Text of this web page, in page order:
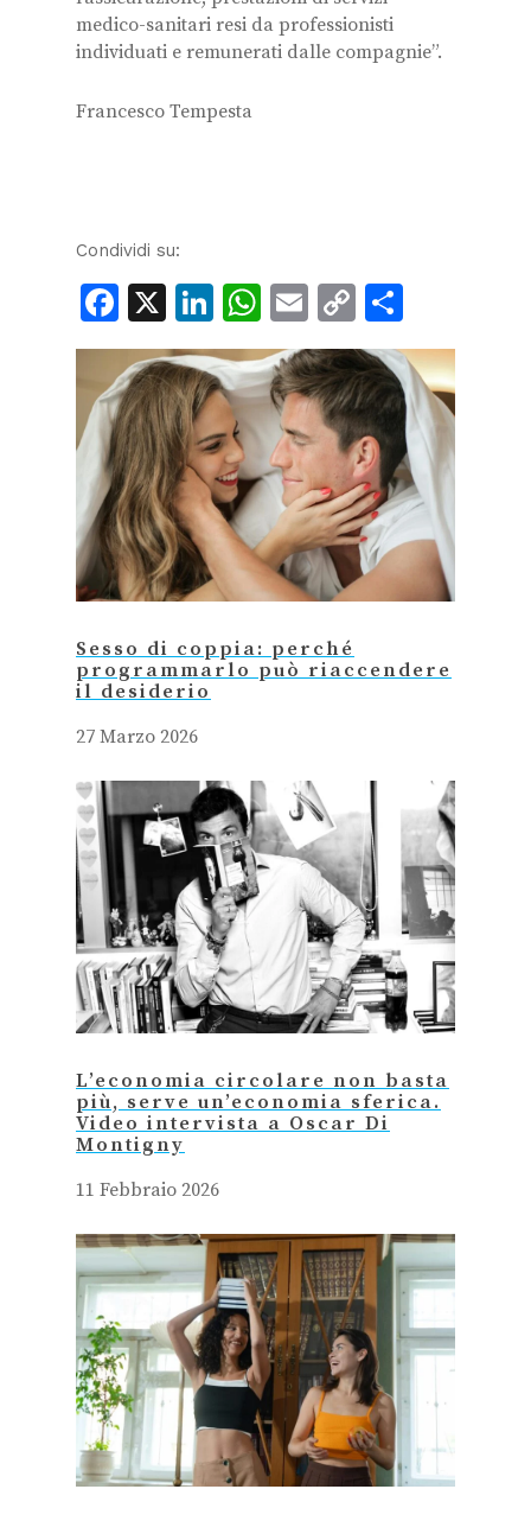
medico-sanitari resi da professionisti
individuati e remunerati dalle compagnie”.
Francesco Tempesta
Condividi su:
Facebook
X LinkedIn
WhatsApp
Email
Copy
Link
Sesso di coppia: perché
programmarlo può riaccendere
il desiderio
27 Marzo 2026
L’economia circolare non basta
più, serve un’economia sferica.
Video intervista a Oscar Di
Montigny
11 Febbraio 2026